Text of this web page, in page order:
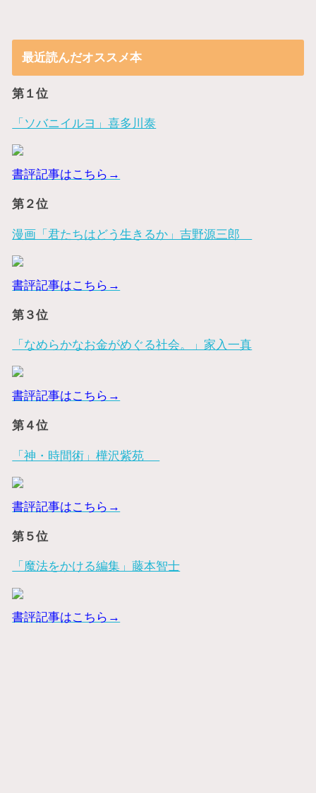
最近読んだオススメ本
第１位
「ソバニイルヨ」喜多川泰
書評記事はこちら→
第２位
漫画「君たちはどう生きるか」吉野源三郎
書評記事はこちら→
第３位
「なめらかなお金がめぐる社会。」家入一真
書評記事はこちら→
第４位
「神・時間術」樺沢紫苑
書評記事はこちら→
第５位
「魔法をかける編集」藤本智士
書評記事はこちら→